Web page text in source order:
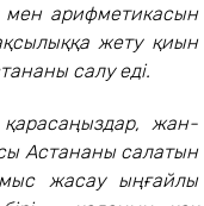
мен арифметикасын
жету қиын
салу еді.
жан-
Астананы салатын
жасау ыңғайлы